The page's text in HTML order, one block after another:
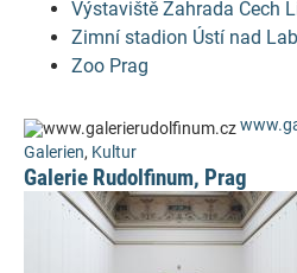
Výstaviště Zahrada Čech
Zimní stadion Ústí nad
Zoo Prag
Galerien, Kultur
Galerie Rudolfinum, Prag